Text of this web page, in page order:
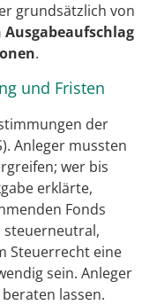
grundsätzlich von
Ausgabeaufschlag
.
und Fristen
der
Anleger mussten
wer bis
erklärte,
Fonds
steuerneutral,
Steuerrecht eine
sein. Anleger
lassen.